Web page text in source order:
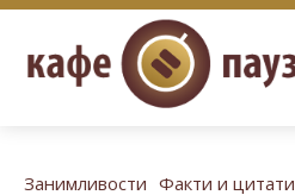
Занимливости Факти и цитати